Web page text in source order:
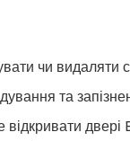
чи видаляти
та
двері